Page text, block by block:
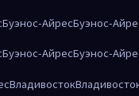
Буэнос-АйресБуэнос-
Буэнос-АйресБуэнос-
Владивосток